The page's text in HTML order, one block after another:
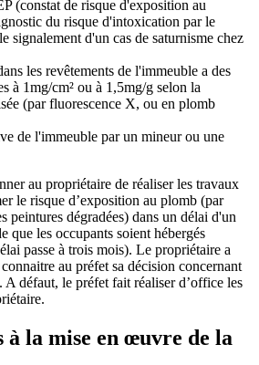
(constat de risque d'exposition au
du risque d'intoxication par le
signalement d'un cas de saturnisme chez
les revêtements de l'immeuble a des
à 1mg/cm² ou à 1,5mg/g selon la
(par fluorescence X, ou en plomb
de l'immeuble par un mineur ou une
au propriétaire de réaliser les travaux
le risque d’exposition au plomb (par
peintures dégradées) dans un délai d'un
que les occupants soient hébergés
passe à trois mois). Le propriétaire a
au préfet sa décision concernant
A défaut, le préfet fait réaliser d’office les
à la mise en œuvre de la